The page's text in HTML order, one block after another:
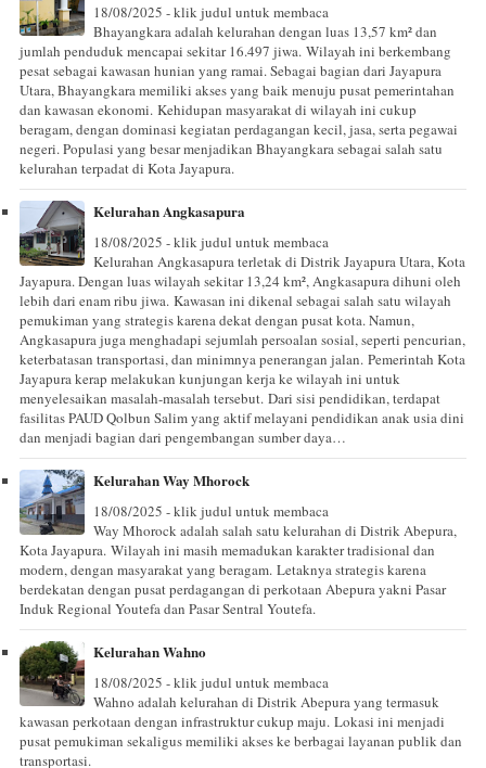
18/08/2025 - klik judul untuk membaca
Bhayangkara adalah kelurahan dengan luas 13,57 km² dan
jumlah penduduk mencapai sekitar 16.497 jiwa. Wilayah ini berkembang
pesat sebagai kawasan hunian yang ramai. Sebagai bagian dari Jayapura
Utara, Bhayangkara memiliki akses yang baik menuju pusat pemerintahan
dan kawasan ekonomi. Kehidupan masyarakat di wilayah ini cukup
beragam, dengan dominasi kegiatan perdagangan kecil, jasa, serta pegawai
negeri. Populasi yang besar menjadikan Bhayangkara sebagai salah satu
kelurahan terpadat di Kota Jayapura.
Kelurahan Angkasapura
18/08/2025 - klik judul untuk membaca
Kelurahan Angkasapura terletak di Distrik Jayapura Utara, Kota
Jayapura. Dengan luas wilayah sekitar 13,24 km², Angkasapura dihuni oleh
lebih dari enam ribu jiwa. Kawasan ini dikenal sebagai salah satu wilayah
pemukiman yang strategis karena dekat dengan pusat kota. Namun,
Angkasapura juga menghadapi sejumlah persoalan sosial, seperti pencurian,
keterbatasan transportasi, dan minimnya penerangan jalan. Pemerintah Kota
Jayapura kerap melakukan kunjungan kerja ke wilayah ini untuk
menyelesaikan masalah-masalah tersebut. Dari sisi pendidikan, terdapat
fasilitas PAUD Qolbun Salim yang aktif melayani pendidikan anak usia dini
dan menjadi bagian dari pengembangan sumber daya…
Kelurahan Way Mhorock
18/08/2025 - klik judul untuk membaca
Way Mhorock adalah salah satu kelurahan di Distrik Abepura,
Kota Jayapura. Wilayah ini masih memadukan karakter tradisional dan
modern, dengan masyarakat yang beragam. Letaknya strategis karena
berdekatan dengan pusat perdagangan di perkotaan Abepura yakni Pasar
Induk Regional Youtefa dan Pasar Sentral Youtefa.
Kelurahan Wahno
18/08/2025 - klik judul untuk membaca
Wahno adalah kelurahan di Distrik Abepura yang termasuk
kawasan perkotaan dengan infrastruktur cukup maju. Lokasi ini menjadi
pusat pemukiman sekaligus memiliki akses ke berbagai layanan publik dan
transportasi.